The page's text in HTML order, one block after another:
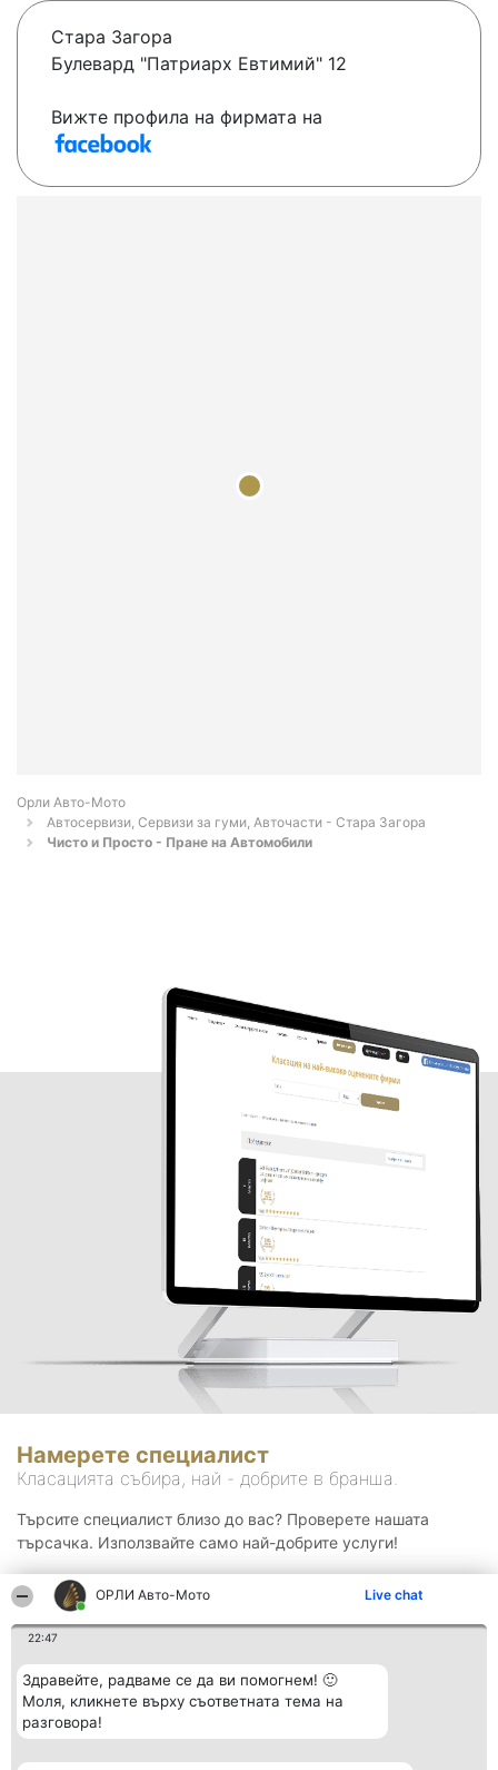
ОРЛИ Aвто-Mото Live chat
22:47
Здравейте, радваме се да ви помогнем! 🙂
Моля, кликнете върху съответната тема на
разговора!
Стара Загора
Булевард "Патриарх Евтимий" 12
Вижте профила на фирмата на
Орли Aвто-Mото
Автосервизи, Сервизи за гуми, Авточасти - Стара Загора
Чисто и Просто - Пране на Автомобили
Намерете специалист
Класацията събира, най - добрите в бранша.
Търсите специалист близо до вас? Проверете нашата
търсачка. Използвайте само най-добрите услуги!